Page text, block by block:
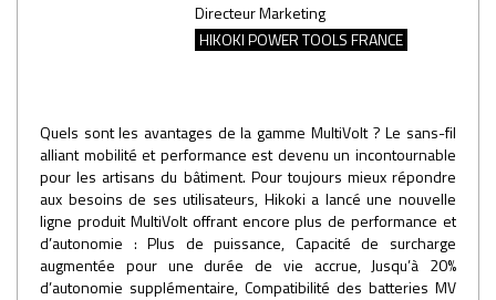
Directeur Marketing
HIKOKI POWER TOOLS FRANCE
Quels sont les avantages de la gamme MultiVolt ? Le sans-fil
alliant mobilité et performance est devenu un incontournable
pour les artisans du bâtiment. Pour toujours mieux répondre
aux besoins de ses utilisateurs, Hikoki a lancé une nouvelle
ligne produit MultiVolt offrant encore plus de performance et
d’autonomie : Plus de puissance, Capacité de surcharge
augmentée pour une durée de vie accrue, Jusqu’à 20%
d’autonomie supplémentaire, Compatibilité des batteries MV